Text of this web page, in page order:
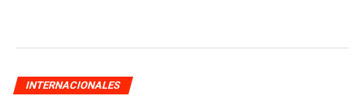
INTERNACIONALES